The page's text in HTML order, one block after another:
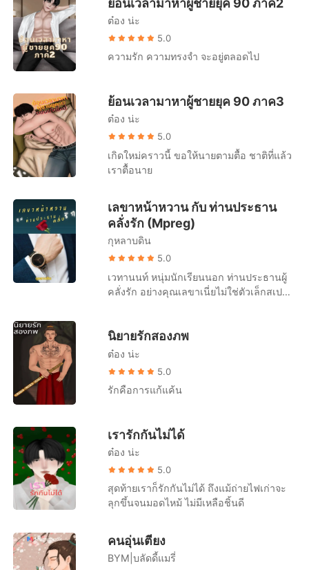
เครื่องดื่มจากฝรั่งเศส ที่กลับบ้านมาโดน
เซอร์ไพรส์ จากพี่สาวที่หนีการแต่งงาน ทำให้
เขาต้องทำหน้าที่เป็นเมียตัวแทนทั้งที่ไม่รู้จัก
เจ้าบ่าวเลยแต่ต้องมาอยู่ ด้วยกันใช้ชีวิตสามี
ตอนอายุยี่สิบหก เกือบถูกจับกินทั้งเป็นแต่รอด
อยู่ดี หาเรื่องจะจับเขากินไม่เว้นวัน! สวรรค์!
นี่เขายังต้องเจออะไรอีก!?
ต๋อง น่ะ
5.0
ความรัก ความทรงจำ จะอยู่ตลอดไป
ย้อนเวลามาหาผู้ชายยุค 90 ภาค3
ต๋อง น่ะ
5.0
เกิดใหม่คราวนี้ ขอให้นายตามตื้อ ชาติที่แล้ว
เราตื้อนาย
เลขาหน้าหวาน กับ ท่านประธาน
คลั่งรัก (Mpreg)
กุหลาบดิน
5.0
เวทานนท์ หนุ่มนักเรียนนอก ท่านประธานผู้
คลั่งรัก อย่างคุณเลขาเนี่ยไม่ใช่ตัวเล็กสเปค
ขาด นวพรรษ เลขาหน้าหวานหล่อแบบโอป
ป้า ยิ้มทีทำเอาแฟนคลับคลั่ง ท่านประธานน่ะ
หน้าตา สงสารคนที่จะมาเป็นแฟนจริงๆ
นิยายรักสองภพ
ต๋อง น่ะ
5.0
รักคือการแก้แค้น
เรารักกันไม่ได้
ต๋อง น่ะ
5.0
สุดท้ายเราก็รักกันไม่ได้ ถึงแม้ถ่ายไฟเก่าจะ
ลุกขึ้นจนมอดไหม้ ไม่มีเหลือชิ้นดี
คนอุ่นเตียง
ฺBYM|บลัดดี้แมรี่